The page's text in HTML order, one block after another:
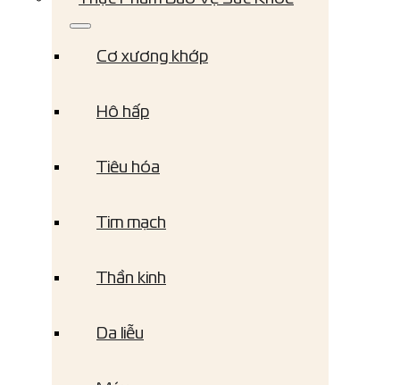
Cơ xương khớp
Hô hấp
Tiêu hóa
Tim mạch
Thần kinh
Da liễu